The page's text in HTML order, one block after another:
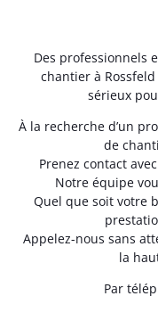
Des professionnels
chantier à
sérieux
À la recherche d’un
de
Prenez contact
Notre équipe
Quel que soit votre
Appelez-nous sans
la
Par